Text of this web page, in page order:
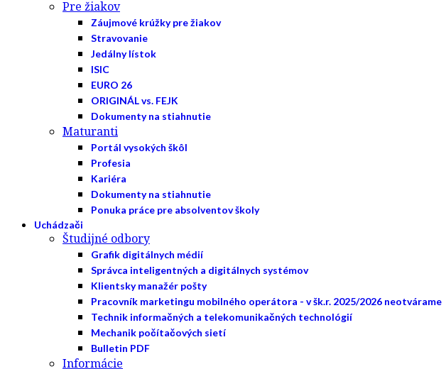
Pre žiakov
Záujmové krúžky pre žiakov
Stravovanie
Jedálny lístok
ISIC
EURO 26
ORIGINÁL vs. FEJK
Dokumenty na stiahnutie
Maturanti
Portál vysokých škôl
Profesia
Kariéra
Dokumenty na stiahnutie
Ponuka práce pre absolventov školy
Uchádzači
Študijné odbory
Grafik digitálnych médií
Správca inteligentných a digitálnych systémov
Klientsky manažér pošty
Pracovník marketingu mobilného operátora - v šk.r. 2025/2026 neotvárame
Technik informačných a telekomunikačných technológií
Mechanik počítačových sietí
Bulletin PDF
Informácie